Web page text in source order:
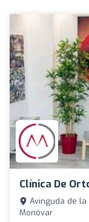
Clínica De
Avinguda de la
Monóvar